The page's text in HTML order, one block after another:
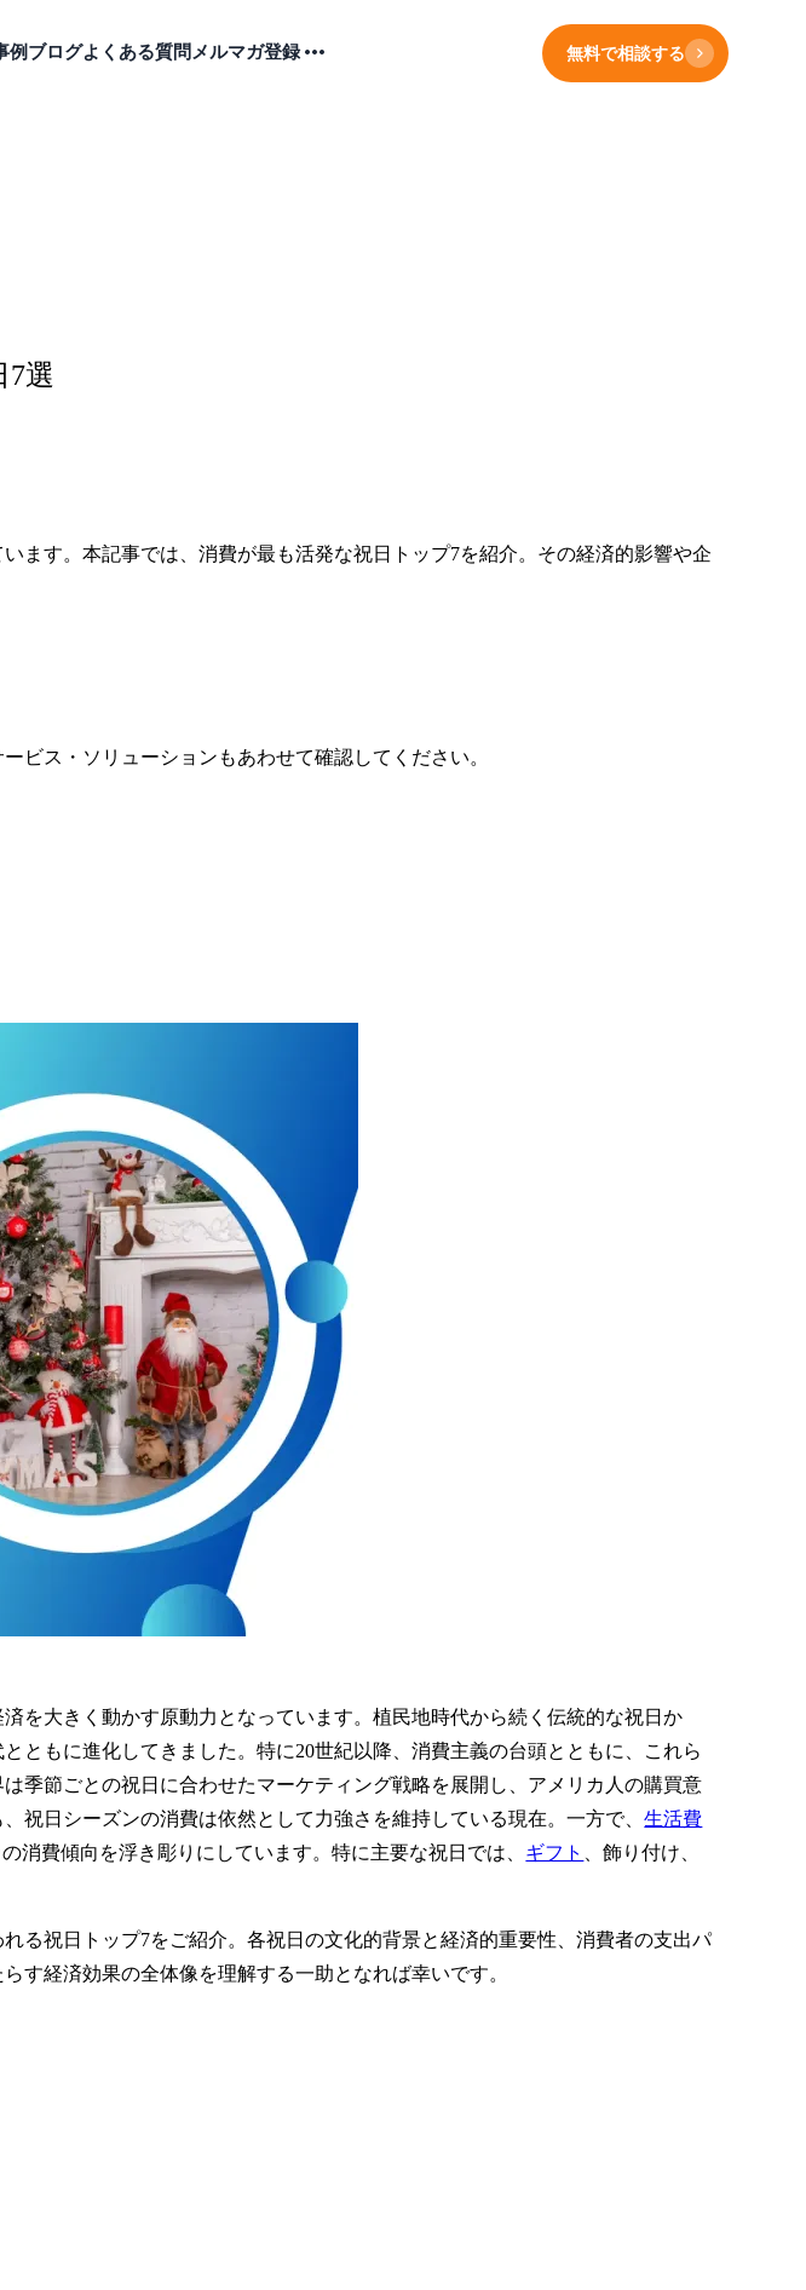
例ブログよくある質問 メルマガ登録 無料で相談する
7選
ます。本記事では、消費が最も活発な祝日トップ7を紹介。その経済的影響や企
ビス・ソリューションもあわせて確認してください。
を大きく動かす原動力となっています。植民地時代から続く伝統的な祝日か
ともに進化してきました。特に20世紀以降、消費主義の台頭とともに、これら
季節ごとの祝日に合わせたマーケティング戦略を展開し、アメリカ人の購買意
祝日シーズンの消費は依然として力強さを維持している現在。一方で、生活費
消費傾向を浮き彫りにしています。特に主要な祝日では、 ギフト
、飾り付け、
れる祝日トップ7をご紹介。各祝日の文化的背景と経済的重要性、消費者の支出パ
す経済効果の全体像を理解する一助となれば幸いです。